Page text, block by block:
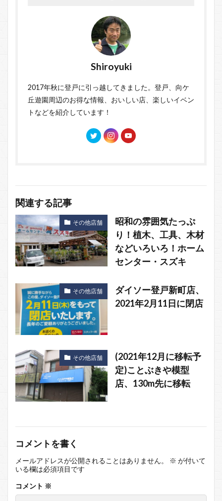
Shiroyuki
2017年秋に登戸に引っ越してきました。登戸、向ケ
丘遊園周辺のお得な情報、おいしい店、楽しいイベン
トなどを紹介しています！
関連する記事
その他店舗
昭和の雰囲気たっぷ
り！植木、工具、木材
などいろいろ！ホーム
センター・スズキ
その他店舗
ダイソー登戸新町店、
2021年2月11日に閉店
その他店舗
(2021年12月に移転予
定)ことぶきや模型
店、130m先に移転
コメントを書く
メールアドレスが公開されることはありません。 ※ が付いて
いる欄は必須項目です
コメント ※